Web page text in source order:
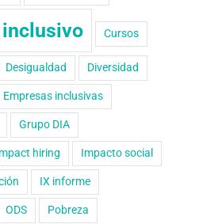
Cursos
Desigualdad Diversidad
Empresas inclusivas
Grupo DIA
hiring Impacto social
IX informe
ODS Pobreza